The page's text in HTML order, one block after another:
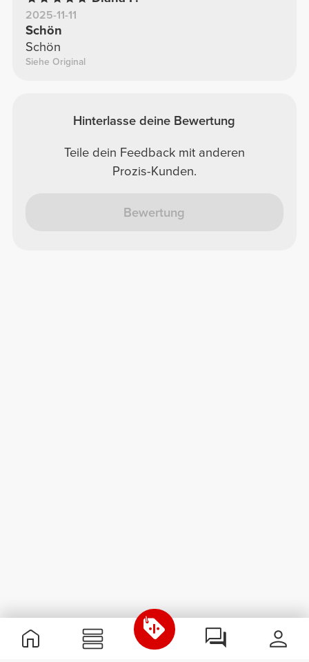
2025-11-11
Schön
Schön
Siehe Original
Hinterlasse deine Bewertung
Teile dein Feedback mit anderen
Prozis-Kunden.
Bewertung